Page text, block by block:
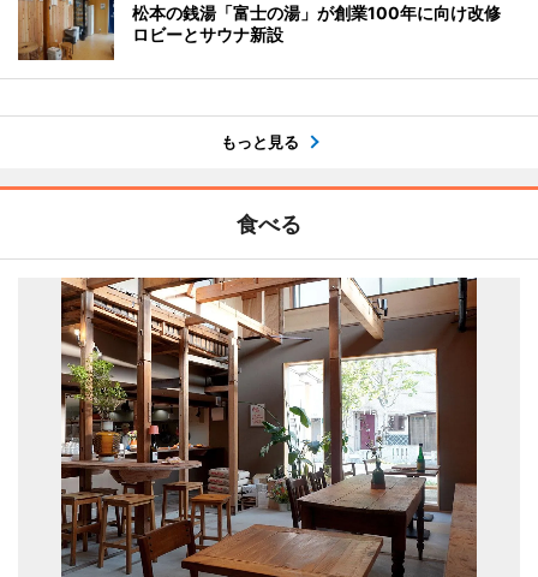
松本の銭湯「富士の湯」が創業100年に向け改修
ロビーとサウナ新設
もっと見る
食べる